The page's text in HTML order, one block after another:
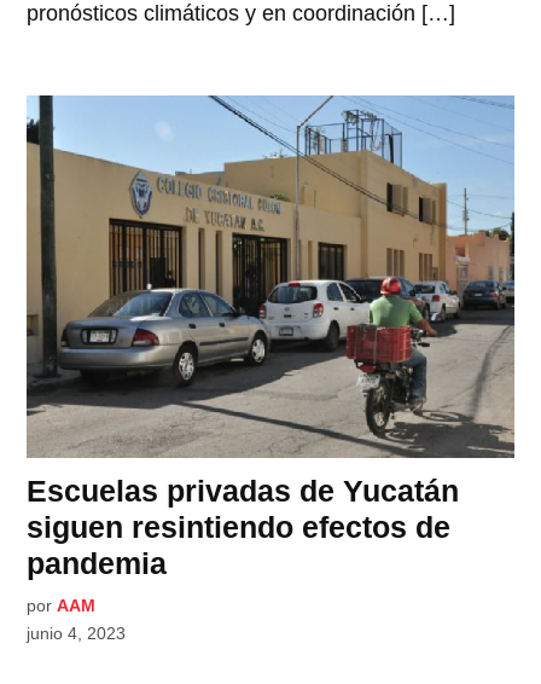
pronósticos climáticos y en coordinación […]
Escuelas privadas de Yucatán
siguen resintiendo efectos de
pandemia
por AAM
junio 4, 2023